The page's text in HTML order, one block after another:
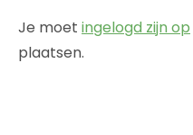
Je moet ingelogd zijn op
plaatsen.